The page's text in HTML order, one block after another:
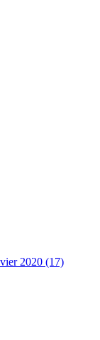
2020 (17)